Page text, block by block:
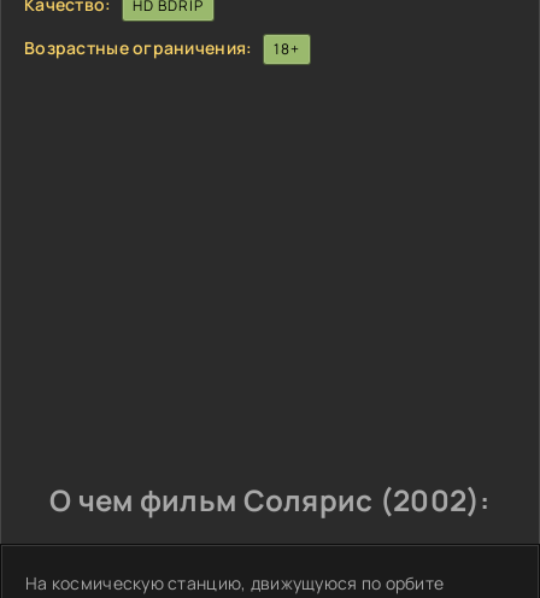
HD BDRIP
Возрастные ограничения: 18+
О чем фильм Солярис (2002):
На космическую станцию, движущуюся по орбите